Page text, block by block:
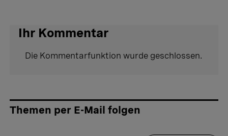
Ihr Kommentar
Die Kommentarfunktion wurde geschlossen.
Themen per E-Mail folgen